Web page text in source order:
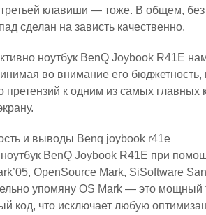
клавиши — тоже. В общем,
сделан на зависть качественно.
ноутбук BenQ Joybook R41E
во внимание его бюджетность,
претензий к одним из самых
и выводы Benq joybook r41e
BenQ Joybook R41E при
OpenSource Mark, SiSoftware
упомяну OS Mark — это мощный
код, что исключает любую